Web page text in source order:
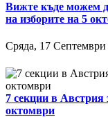
Вижте къде можем
на изборите на 5
Сряда, 17 Септември
7 секции в Австрия
октомври